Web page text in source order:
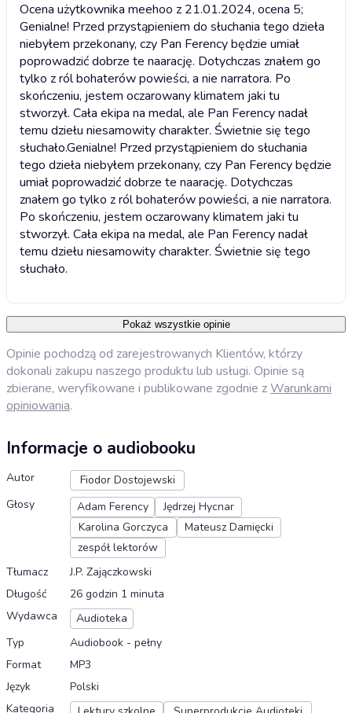
Ocena użytkownika meehoo z 21.01.2024, ocena 5;
Genialne! Przed przystąpieniem do słuchania tego dzieła
niebyłem przekonany, czy Pan Ferency będzie umiał
poprowadzić dobrze te naarację. Dotychczas znałem go
tylko z ról bohaterów powieści, a nie narratora. Po
skończeniu, jestem oczarowany klimatem jaki tu
stworzył. Cała ekipa na medal, ale Pan Ferency nadał
temu dziełu niesamowity charakter. Świetnie się tego
słuchało.Genialne! Przed przystąpieniem do słuchania
tego dzieła niebyłem przekonany, czy Pan Ferency będzie
umiał poprowadzić dobrze te naarację. Dotychczas
znałem go tylko z ról bohaterów powieści, a nie narratora.
Po skończeniu, jestem oczarowany klimatem jaki tu
stworzył. Cała ekipa na medal, ale Pan Ferency nadał
temu dziełu niesamowity charakter. Świetnie się tego
słuchało.
Pokaż wszystkie opinie
Opinie pochodzą od zarejestrowanych Klientów, którzy
dokonali zakupu naszego produktu lub usługi. Opinie są
zbierane, weryfikowane i publikowane zgodnie zWarunkami
opiniowania.
Informacje o audiobooku
Autor
Fiodor Dostojewski
Głosy
Adam Ferency
Jędrzej Hycnar
Karolina Gorczyca
Mateusz Damięcki
zespół lektorów
Tłumacz
J.P. Zajączkowski
Długość
26 godzin 1 minuta
Wydawca
Audioteka
Typ
Audiobook - pełny
Format
MP3
Język
Polski
Kategoria